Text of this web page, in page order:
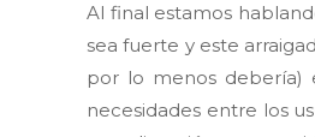
Al final estamos
sea fuerte y este
por lo menos debería)
necesidades entre los